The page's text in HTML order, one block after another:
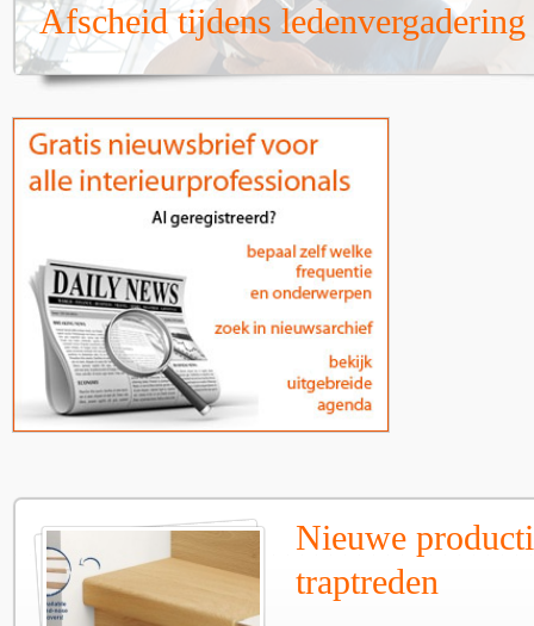
Afscheid tijdens ledenvergadering
Nieuwe
traptreden